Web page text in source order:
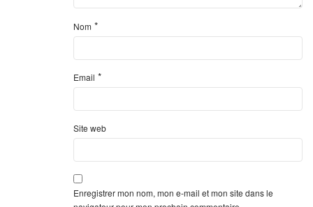
Nom *
Email *
Site web
Enregistrer mon nom, mon e-mail et mon site dans le